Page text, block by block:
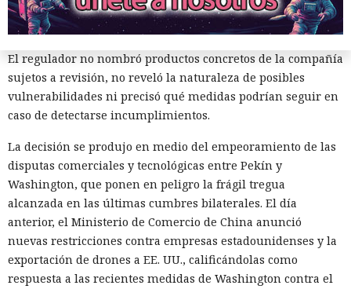
territorio del país, citando riesgos para la infraestructura
informática crítica y la seguridad nacional.
El regulador no nombró productos concretos de la compañía
sujetos a revisión, no reveló la naturaleza de posibles
vulnerabilidades ni precisó qué medidas podrían seguir en
caso de detectarse incumplimientos.
La decisión se produjo en medio del empeoramiento de las
disputas comerciales y tecnológicas entre Pekín y
Washington, que ponen en peligro la frágil tregua
alcanzada en las últimas cumbres bilaterales. El día
anterior, el Ministerio de Comercio de China anunció
nuevas restricciones contra empresas estadounidenses y la
exportación de drones a EE. UU., calificándolas como
respuesta a las recientes medidas de Washington contra el
El sonado hackeo a Snowflake
no quedó impune: detenido el
autor, ya espera sentencia en
una celda.